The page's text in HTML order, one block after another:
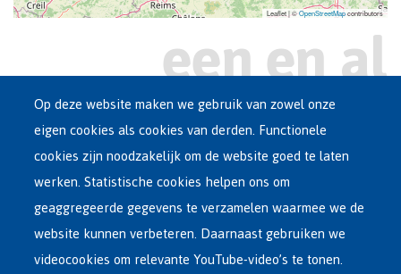
Leaflet | ©OpenStreetMapcontributors
Main
Dutch
Menu
ASIEL IN BELGIË
OPVANGNETWERK
VRIJWILLIGE TERUGKEER
Op deze website maken we gebruik van zowel onze
eigen cookies als cookies van derden. Functionele
cookies zijn noodzakelijk om de website goed te laten
werken. Statistische cookies helpen ons om
geaggregeerde gegevens te verzamelen waarmee we de
website kunnen verbeteren. Daarnaast gebruiken we
videocookies om relevante YouTube-video’s te tonen.